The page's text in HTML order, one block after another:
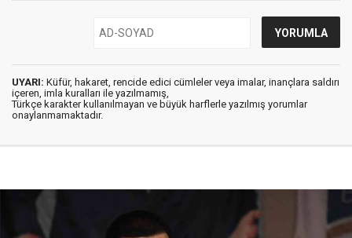
UYARI: Küfür, hakaret, rencide edici cümleler veya imalar, inançlara saldırı
içeren, imla kuralları ile yazılmamış,
Türkçe karakter kullanılmayan ve büyük harflerle yazılmış yorumlar
onaylanmamaktadır.